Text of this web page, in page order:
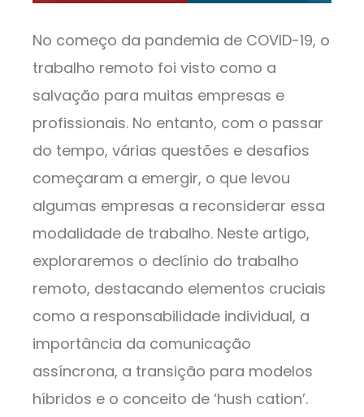
No começo da pandemia de COVID-19, o
trabalho remoto foi visto como a
salvação para muitas empresas e
profissionais. No entanto, com o passar
do tempo, várias questões e desafios
começaram a emergir, o que levou
algumas empresas a reconsiderar essa
modalidade de trabalho. Neste artigo,
exploraremos o declínio do trabalho
remoto, destacando elementos cruciais
como a responsabilidade individual, a
importância da comunicação
assíncrona, a transição para modelos
híbridos e o conceito de ‘hush cation’.